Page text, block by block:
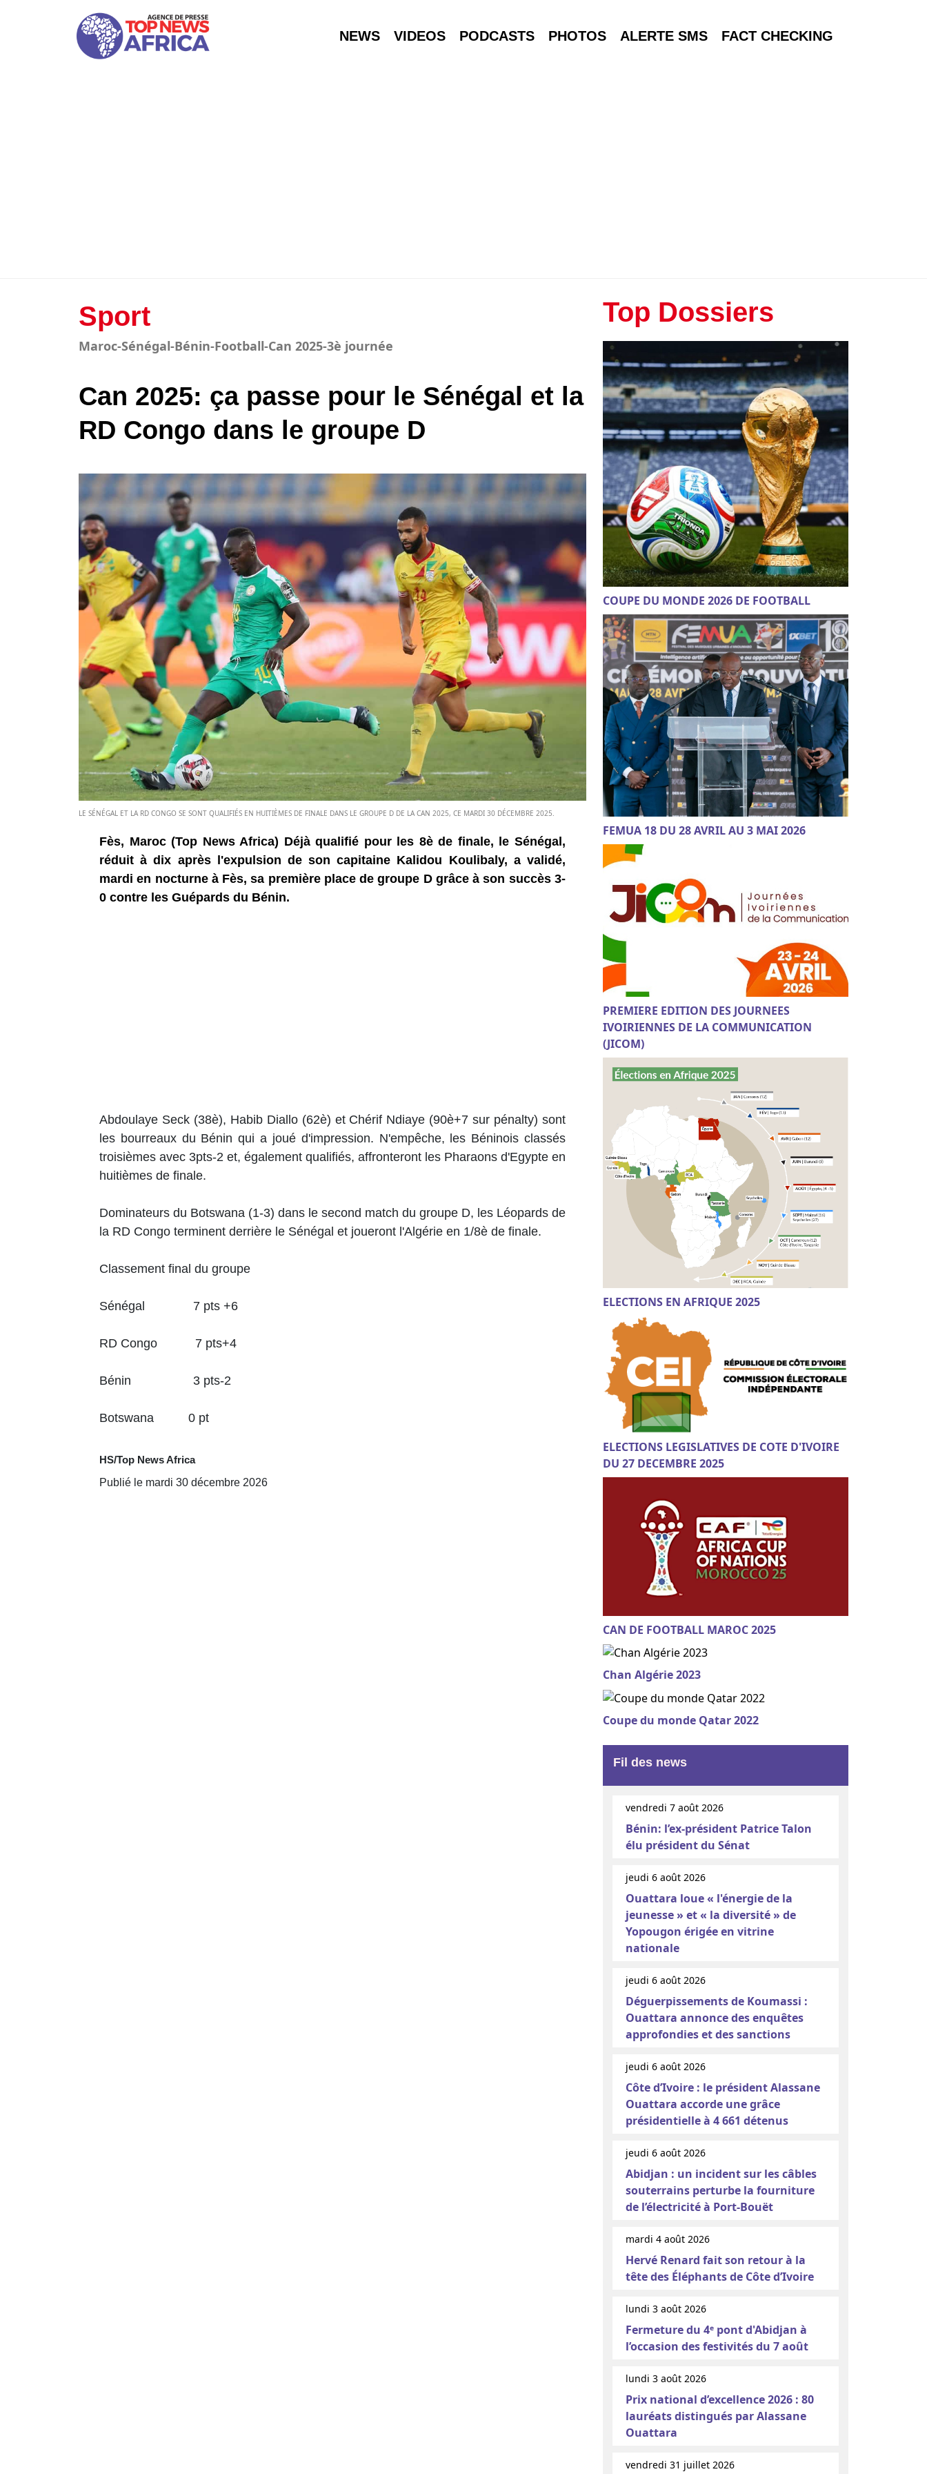
NEWS VIDEOS PODCASTS PHOTOS ALERTE SMS FACT CHECKING
Sport
Maroc-Sénégal-Bénin-Football-Can 2025-3è journée
Can 2025: ça passe pour le Sénégal et la
RD Congo dans le groupe D
LE SÉNÉGAL ET LA RD CONGO SE SONT QUALIFIÉS EN HUITIÈMES DE FINALE DANS LE GROUPE D DE LA CAN 2025, CE MARDI 30 DÉCEMBRE 2025.
Fès, Maroc (Top News Africa) Déjà qualifié pour les 8è de finale, le Sénégal,
réduit à dix après l'expulsion de son capitaine Kalidou Koulibaly, a validé,
mardi en nocturne à Fès, sa première place de groupe D grâce à son succès 3-
0 contre les Guépards du Bénin.
Abdoulaye Seck (38è), Habib Diallo (62è) et Chérif Ndiaye (90è+7 sur pénalty) sont
les bourreaux du Bénin qui a joué d'impression. N'empêche, les Béninois classés
troisièmes avec 3pts-2 et, également qualifiés, affronteront les Pharaons d'Egypte en
huitièmes de finale.
Dominateurs du Botswana (1-3) dans le second match du groupe D, les Léopards de
la RD Congo terminent derrière le Sénégal et joueront l'Algérie en 1/8è de finale.
Classement final du groupe
Sénégal 7 pts +6
RD Congo 7 pts+4
Bénin 3 pts-2
Botswana 0 pt
HS/Top News Africa
Publié le mardi 30 décembre 2026
Top Dossiers
COUPE DU MONDE 2026 DE FOOTBALL
FEMUA 18 DU 28 AVRIL AU 3 MAI 2026
PREMIERE EDITION DES JOURNEES
IVOIRIENNES DE LA COMMUNICATION
(JICOM)
ELECTIONS EN AFRIQUE 2025
ELECTIONS LEGISLATIVES DE COTE D'IVOIRE
DU 27 DECEMBRE 2025
CAN DE FOOTBALL MAROC 2025
Chan Algérie 2023
Coupe du monde Qatar 2022
Fil des news
vendredi 7 août 2026
Bénin: l’ex-président Patrice Talon
élu président du Sénat
jeudi 6 août 2026
Ouattara loue « l'énergie de la
jeunesse » et « la diversité » de
Yopougon érigée en vitrine
nationale
jeudi 6 août 2026
Déguerpissements de Koumassi :
Ouattara annonce des enquêtes
approfondies et des sanctions
jeudi 6 août 2026
Côte d’Ivoire : le président Alassane
Ouattara accorde une grâce
présidentielle à 4 661 détenus
jeudi 6 août 2026
Abidjan : un incident sur les câbles
souterrains perturbe la fourniture
de l’électricité à Port-Bouët
mardi 4 août 2026
Hervé Renard fait son retour à la
tête des Éléphants de Côte d’Ivoire
lundi 3 août 2026
Fermeture du 4ᵉ pont d'Abidjan à
l’occasion des festivités du 7 août
lundi 3 août 2026
Prix national d’excellence 2026 : 80
lauréats distingués par Alassane
Ouattara
vendredi 31 juillet 2026